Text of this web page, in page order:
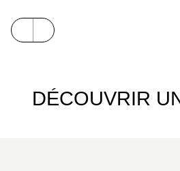
DÉCOUVRIR